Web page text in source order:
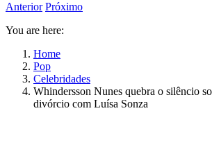
Anterior Próximo
You are here:
Home
Pop
Celebridades
Whindersson Nunes quebra o silêncio
divórcio com Luísa Sonza